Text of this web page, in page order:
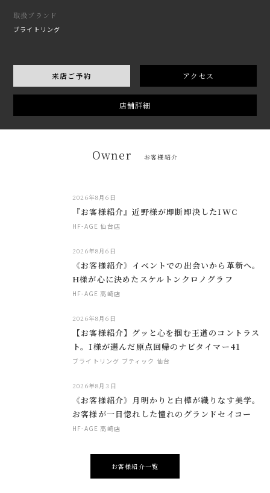
取扱ブランド
ブライトリング
来店ご予約 アクセス
店舗詳細
Owner お客様紹介
2026年8月6日
『お客様紹介』近野様が即断即決したIWC
HF-AGE 仙台店
2026年8月6日
《お客様紹介》イベントでの出会いから革新へ。
H様が心に決めたスケルトンクロノグラフ
HF-AGE 高崎店
2026年8月6日
【お客様紹介】グッと心を掴む王道のコントラス
ト。I様が選んだ原点回帰のナビタイマー41
ブライトリング ブティック 仙台
2026年8月3日
《お客様紹介》月明かりと白樺が織りなす美学。
お客様が一目惚れした憧れのグランドセイコー
HF-AGE 高崎店
お客様紹介一覧